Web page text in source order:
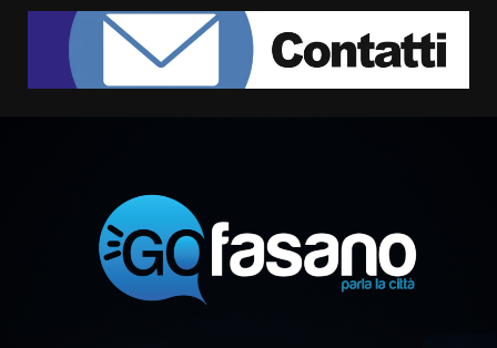
Santis
8 Agosto 2026 07:30
“I Contestatori: Musica di
Rivoluzione”: nuovo
appuntamento con “Fasano in
Banda”